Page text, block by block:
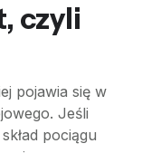
czyli
pojawia się w
Jeśli
pociągu